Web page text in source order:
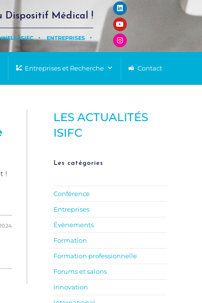
Dispositif Médical !
ISIFC ENTREPRISES
Entreprises et Recherche Contact
!
LES ACTUALITÉS
ISIFC
Les catégories
Conférence
Entreprises
Évènements
Formation
Formation professionnelle
Forums et salons
Innovation